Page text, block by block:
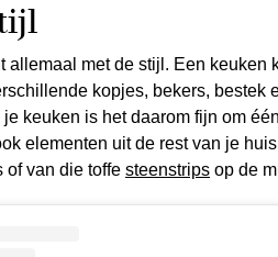
allemaal met de stijl. Een
kopjes, bekers, bestek
keuken is het daarom fijn om
elementen uit de rest van je
of van die toffe steenstrips op de